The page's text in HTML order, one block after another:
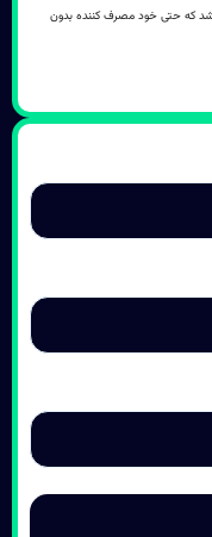
که حتی خود مصرف کننده بدون